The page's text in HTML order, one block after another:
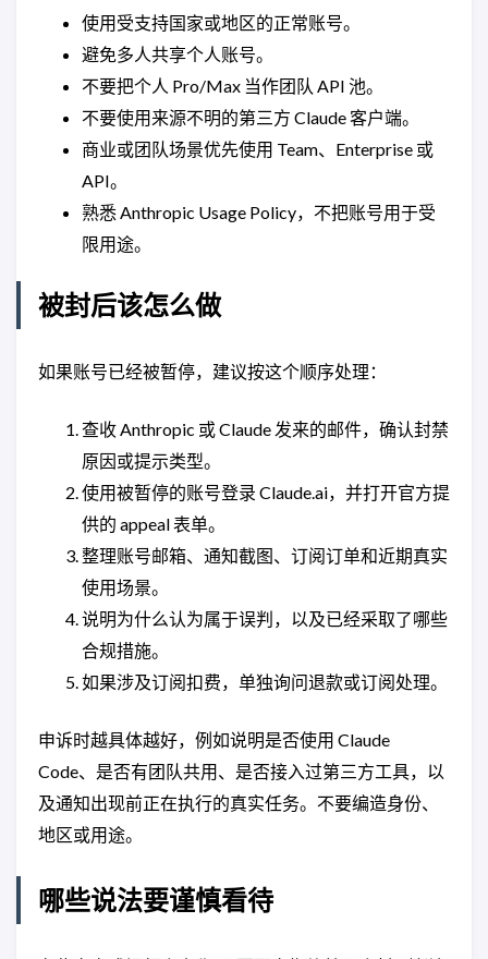
使用受支持国家或地区的正常账号。
避免多人共享个人账号。
不要把个人 Pro/Max 当作团队 API 池。
不要使用来源不明的第三方 Claude 客户端。
商业或团队场景优先使用 Team、Enterprise 或
API。
熟悉 Anthropic Usage Policy，不把账号用于受
限用途。
被封后该怎么做
如果账号已经被暂停，建议按这个顺序处理：
查收 Anthropic 或 Claude 发来的邮件，确认封禁
原因或提示类型。
使用被暂停的账号登录 Claude.ai，并打开官方提
供的 appeal 表单。
整理账号邮箱、通知截图、订阅订单和近期真实
使用场景。
说明为什么认为属于误判，以及已经采取了哪些
合规措施。
如果涉及订阅扣费，单独询问退款或订阅处理。
申诉时越具体越好，例如说明是否使用 Claude
Code、是否有团队共用、是否接入过第三方工具，以
及通知出现前正在执行的真实任务。不要编造身份、
地区或用途。
哪些说法要谨慎看待